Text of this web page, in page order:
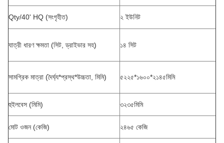
Qty/40' HQ (সংগৃহীত) ২ ইউনিট
যাত্রী ধারণ ক্ষমতা (সিট, ড্রাইভার সহ) ১৪ সিট
সামগ্রিক মাত্রা (দৈর্ঘ্য*প্রস্থ*উচ্চতা, মিমি) ৫২২৫*১৬০০*২১৪৫মিমি
হুইলবেস (মিমি) ৩২৩৫মিমি
মোট ওজন (কেজি) ২৪৬৫ কেজি